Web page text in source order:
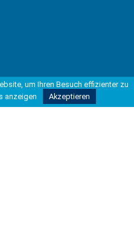
um Ihren Besuch effizienter zu
anzeigen Akzeptieren